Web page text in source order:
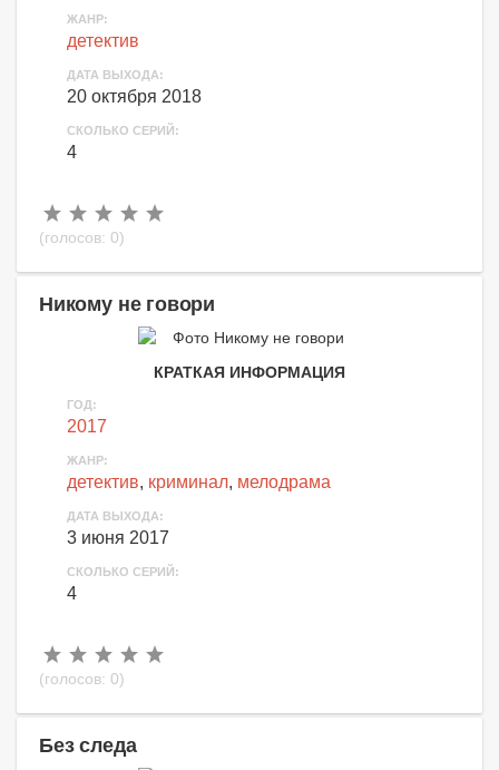
ЖАНР:
детектив
ДАТА ВЫХОДА:
20 октября 2018
СКОЛЬКО СЕРИЙ:
4
(голосов: 0)
Никому не говори
КРАТКАЯ ИНФОРМАЦИЯ
ГОД:
2017
ЖАНР:
детектив, криминал, мелодрама
ДАТА ВЫХОДА:
3 июня 2017
СКОЛЬКО СЕРИЙ:
4
(голосов: 0)
Без следа